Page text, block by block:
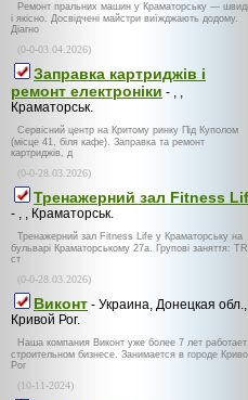
Ремонт пральних машин у Краматорську —
і якісно. Досвідчені майстри виїжджають додому.
Діагно
(0-0-03.04.2026)
Заправка картриджів і
ремонт електроніки - , ,
Краматорськ.
Сервісний центр на Критому ринку Під Куполом
(місце 41, біля кафе). Заправка та ремонт
картриджів, д
(0-0-28.03.2026)
Тренажерний зал Fitness
- , , Краматорськ.
Тренажерний зал Fitness Life у Краматорську на
бульварі Краматорському 27а. Групові заняття:
ст
(0-0-28.03.2026)
Виконт - Украина, Донецкая обл.,
Кривой Рог.
Наша компания Виконт уже более 7 лет
строительном бизнесе. Занимается в городе
Рог
(10-11-2024)